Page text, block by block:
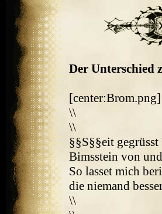
Der Unterschied
[center:Brom.png]
\\
\\
§§S§§eit
Bimsstein von
So lasset mich
die niemand
\\